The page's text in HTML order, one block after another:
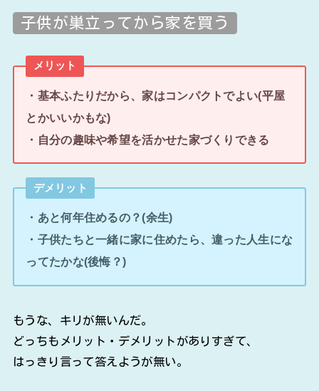
子供が巣立ってから家を買う
メリット
・基本ふたりだから、家はコンパクトでよい(平屋
とかいいかもな)
・自分の趣味や希望を活かせた家づくりできる
デメリット
・あと何年住めるの？(余生)
・子供たちと一緒に家に住めたら、違った人生にな
ってたかな(後悔？)
もうな、キリが無いんだ。
どっちもメリット・デメリットがありすぎて、
はっきり言って答えようが無い。